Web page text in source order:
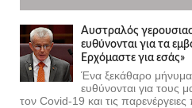
Αυστραλός
ευθύνονται για τα
Ερχόμαστε για εσάς»
Ένα ξεκάθαρο
ευθύνονται για τους
τον Covid-19 και τις